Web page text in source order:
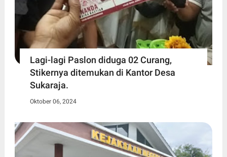
Lagi-lagi Paslon diduga 02 Curang,
Stikernya ditemukan di Kantor Desa
Sukaraja.
Oktober 06, 2024